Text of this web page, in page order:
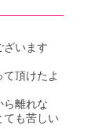
ざいます
頂けたよ
ら離れな
ても苦しい